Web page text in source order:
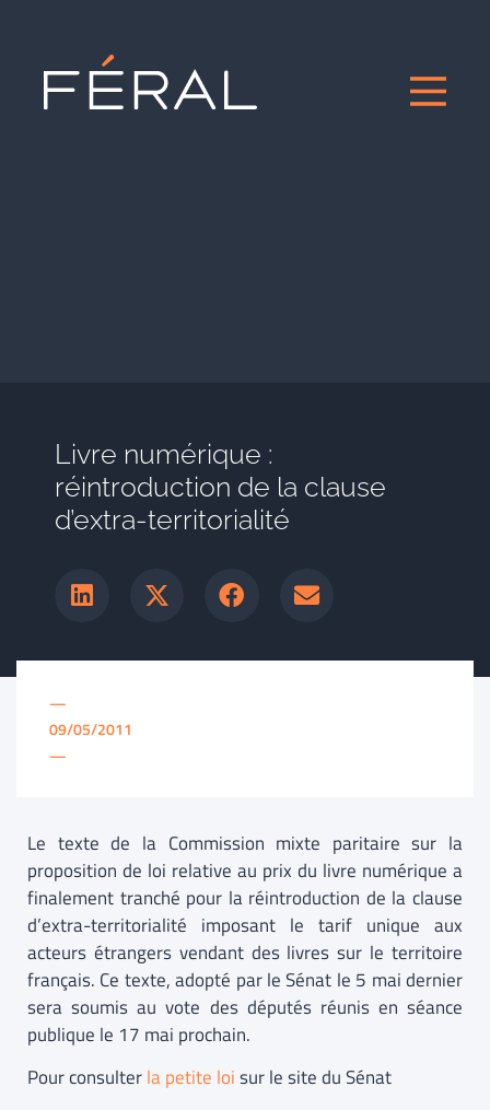
Livre numérique :
réintroduction de la clause
d’extra-territorialité
—
09/05/2011
—
Le texte de la Commission mixte paritaire sur la
proposition de loi relative au prix du livre numérique a
finalement tranché pour la réintroduction de la clause
d’extra-territorialité imposant le tarif unique aux
acteurs étrangers vendant des livres sur le territoire
français. Ce texte, adopté par le Sénat le 5 mai dernier
sera soumis au vote des députés réunis en séance
publique le 17 mai prochain.
Pour consulterla petite loisur le site du Sénat